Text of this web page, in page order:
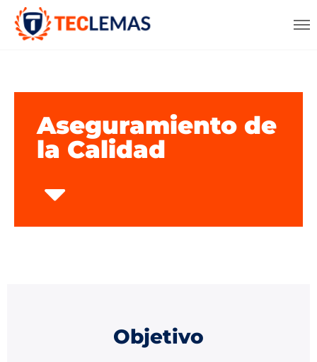
Aseguramiento de
la Calidad
Objetivo